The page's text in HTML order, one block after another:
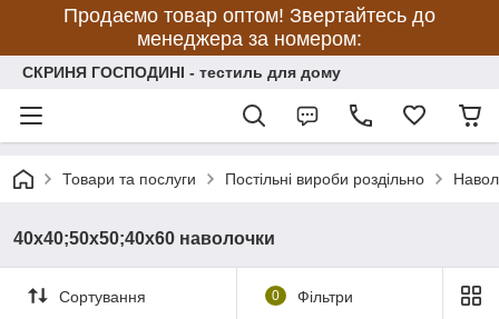
Продаємо товар оптом! Звертайтесь до
менеджера за номером:
СКРИНЯ ГОСПОДИНІ - тестиль для дому
Товари та послуги Постільні вироби роздільно
40х40;50х50;40х60 наволочки
Сортування 0 Фільтри